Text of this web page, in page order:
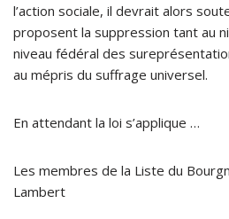
l’action sociale, il devrait alors
proposent la suppression tant au
niveau fédéral des
au mépris du suffrage universel.
En attendant la loi s’applique …
Les membres de la Liste du
Lambert